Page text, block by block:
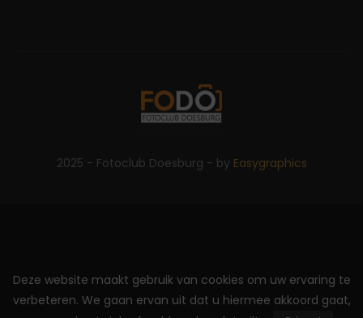
2025 - Fotoclub Doesburg - by Easygraphics
Deze website maakt gebruik van cookies om uw ervaring te
verbeteren. We gaan ervan uit dat u hiermee akkoord gaat,